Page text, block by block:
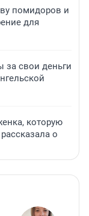
помидоров и
для
за свои деньги
которую
о